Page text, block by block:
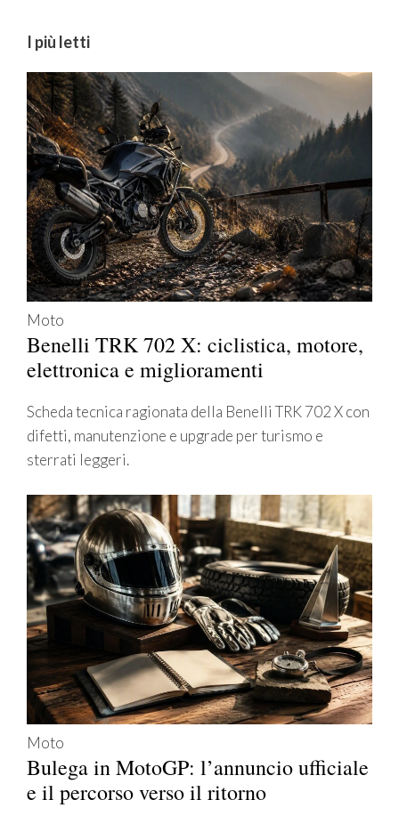
I più letti
Moto
Benelli TRK 702 X: ciclistica, motore,
elettronica e miglioramenti
Scheda tecnica ragionata della Benelli TRK 702 X con
difetti, manutenzione e upgrade per turismo e
sterrati leggeri.
Moto
Bulega in MotoGP: l’annuncio ufficiale
e il percorso verso il ritorno